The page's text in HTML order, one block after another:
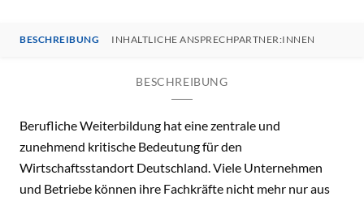
BESCHREIBUNG INHALTLICHE ANSPRECHPARTNER:INNEN
BESCHREIBUNG
Berufliche Weiterbildung hat eine zentrale und
zunehmend kritische Bedeutung für den
Wirtschaftsstandort Deutschland. Viele Unternehmen
und Betriebe können ihre Fachkräfte nicht mehr nur aus